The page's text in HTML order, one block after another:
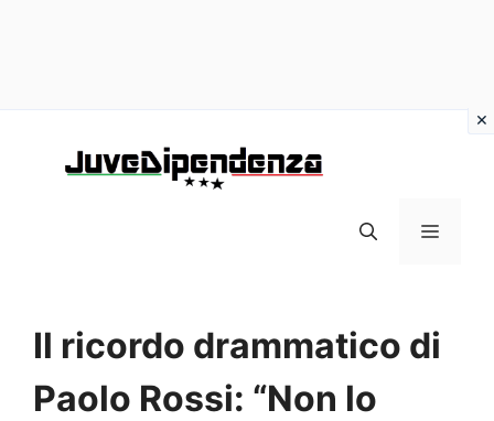
MENU
Il ricordo drammatico di
Paolo Rossi: “Non lo